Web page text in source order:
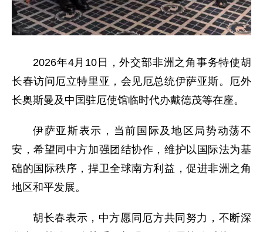
2026年4月10日，外交部非洲之角事务特使胡
长春访问厄立特里亚，会见厄总统伊萨亚斯。厄外
长奥斯曼及中国驻厄使馆临时代办戴德茂等在座。
伊萨亚斯表示，当前国际及地区局势动荡不
安，希望同中方加强团结协作，维护以国际法为基
础的国际秩序，捍卫全球南方利益，促进非洲之角
地区和平发展。
胡长春表示，中方愿同厄方共同努力，不断深